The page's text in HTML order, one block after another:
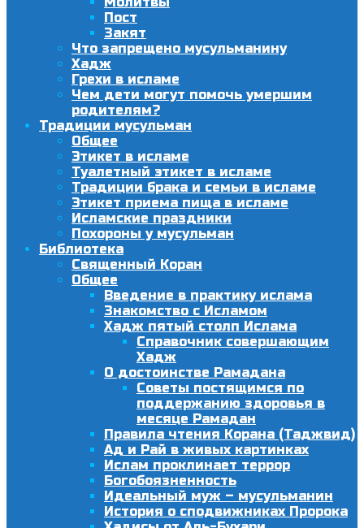
Пост
Закят
Что запрещено мусульманину
Хадж
Грехи в исламе
Чем дети могут помочь умершим
родителям?
Традиции мусульман
Общее
Этикет в исламе
Туалетный этикет в исламе
Традиции брака и семьи в исламе
Этикет приема пища в исламе
Исламские праздники
Похороны у мусульман
Библиотека
Священный Коран
Общее
Введение в практику ислама
Знакомство с Исламом
Хадж пятый столп Ислама
Справочник совершающим
Хадж
О достоинстве Рамадана
Советы постящимся по
поддержанию здоровья в
месяце Рамадан
Правила чтения Корана (Таджвид)
Ад и Рай в живых картинках
Ислам проклинает террор
Богобоязненность
Идеальный муж – мусульманин
История о сподвижниках Пророка